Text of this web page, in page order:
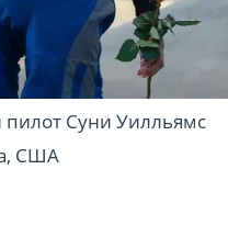
пилот Суни Уилльямс
США